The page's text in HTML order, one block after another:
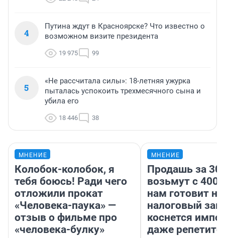
4
Путина ждут в Красноярске? Что известно о
возможном визите президента
19 975 99
5
«Не рассчитала силы»: 18-летняя ужурка
пыталась успокоить трехмесячного сына и
убила его
18 446 38
МНЕНИЕ
Колобок-колобок, я
тебя боюсь! Ради чего
отложили прокат
«Человека-паука» —
отзыв о фильме про
«человека-булку»
МНЕНИЕ
Продашь за
возьмут с
нам готовит
налоговый
коснется
даже